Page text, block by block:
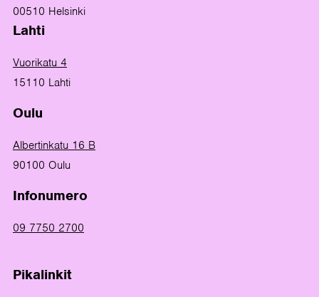
00510 Helsinki
Lahti
Vuorikatu 4
15110 Lahti
Oulu
Albertinkatu 16 B
90100 Oulu
Infonumero
09 7750 2700
Pikalinkit